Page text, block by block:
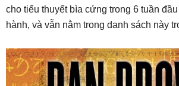
cho tiểu thuyết bìa cứng trong 6 tuần
hành, và vẫn nằm trong danh sách này